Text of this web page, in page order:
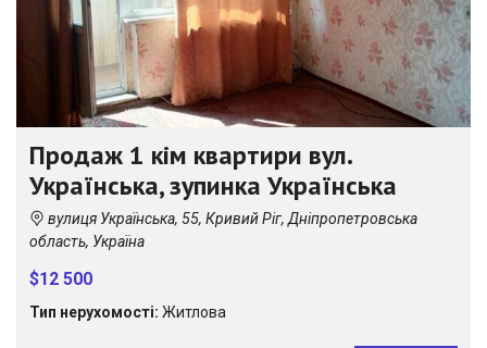
Продаж 1 кім квартири вул.
Українська, зупинка Українська
вулиця Українська, 55, Кривий Ріг, Дніпропетровська
область, Україна
$12 500
Тип нерухомості: Житлова